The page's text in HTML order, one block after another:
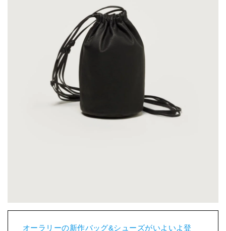
オーラリーの新作バッグ&シューズがいよいよ登